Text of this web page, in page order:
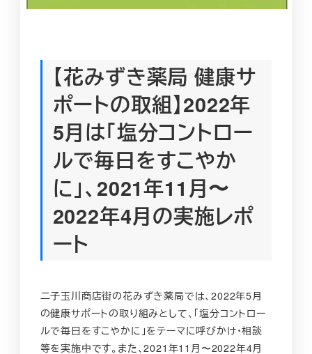
【花みずき薬局 健康サ
ポートの取組】2022年
5月は「塩分コントロー
ルで毎日をすこやか
に」、2021年11月〜
2022年4月の実施レポ
ート
二子玉川商店街の花みずき薬局では、2022年5月
の健康サポートの取り組みとして、「塩分コントロー
ルで毎日をすこやかに」をテーマに呼びかけ・相談
等を実施中です。また、2021年11月〜2022年4月